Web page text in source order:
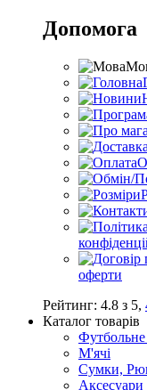
Допомога
оферти
Рейтинг: 4.8 з 5,
Каталог товарів
Футбольне
М'ячі
Сумки,
Аксесуари